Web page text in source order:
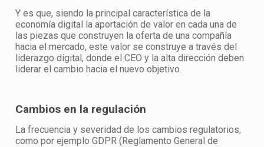
Y es que, siendo la principal característica de la
economía digital la aportación de valor en cada una de
las piezas que construyen la oferta de una compañía
hacia el mercado, este valor se construye a través del
liderazgo digital, donde el CEO y la alta dirección deben
liderar el cambio hacia el nuevo objetivo.
Cambios en la regulación
La frecuencia y severidad de los cambios regulatorios,
como por ejemplo GDPR (Reglamento General de